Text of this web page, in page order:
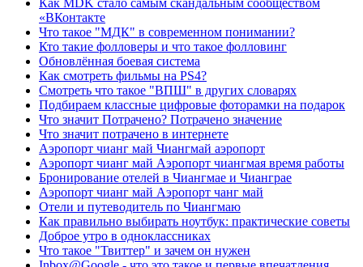
Как MDK стало самым скандальным сообществом
«ВКонтакте
Что такое "МДК" в современном понимании?
Кто такие фолловеры и что такое фолловинг
Обновлённая боевая система
Как смотреть фильмы на PS4?
Смотреть что такое "ВПШ" в других словарях
Подбираем классные цифровые фоторамки на подарок
Что значит Потрачено? Потрачено значение
Что значит потрачено в интернете
Аэропорт чианг май Чиангмай аэропорт
Аэропорт чианг май Аэропорт чиангмая время работы
Бронирование отелей в Чиангмае и Чианграе
Аэропорт чианг май Аэропорт чанг май
Отели и путеводитель по Чиангмаю
Как правильно выбирать ноутбук: практические советы
Доброе утро в одноклассниках
Что такое "Твиттер" и зачем он нужен